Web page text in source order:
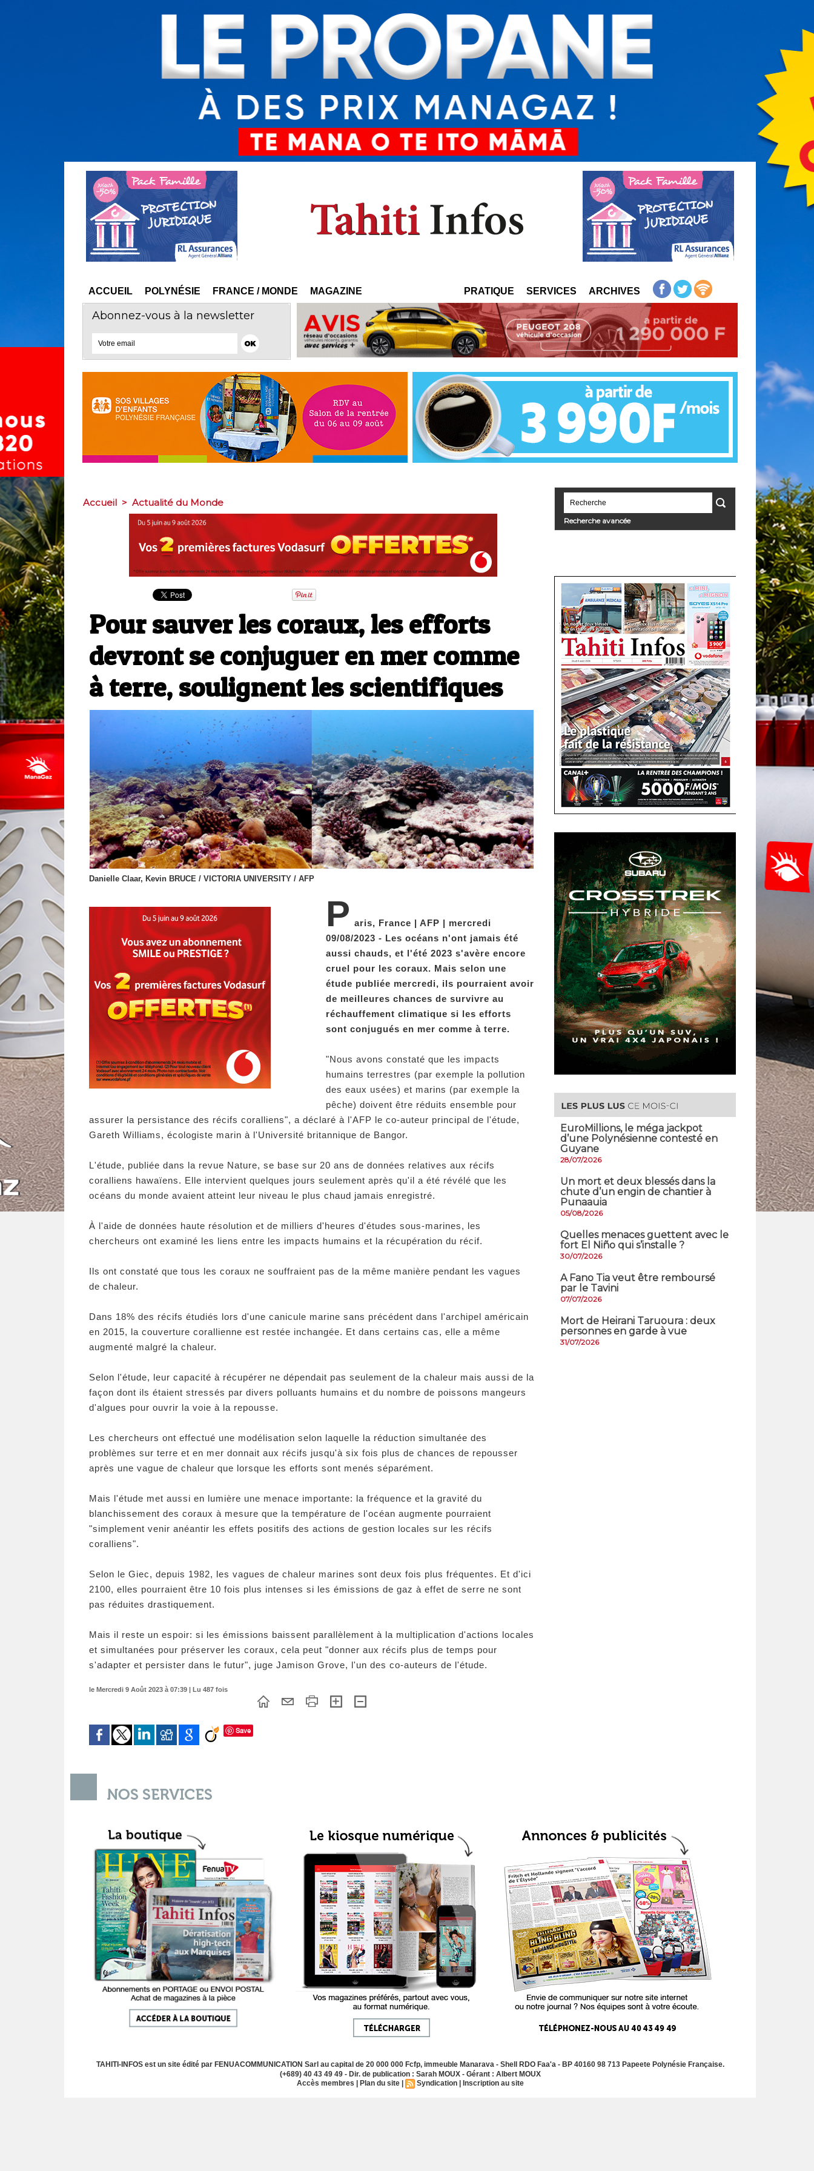
ACCUEIL POLYNÉSIE FRANCE / MONDE MAGAZINE PRATIQUE SERVICES ARCHIVES
Abonnez-vous à la newsletter
Accueil > Actualité du Monde
Pour sauver les coraux, les efforts
devront se conjuguer en mer comme
à terre, soulignent les scientifiques
Danielle Claar, Kevin BRUCE / VICTORIA UNIVERSITY / AFP
P aris, France | AFP | mercredi
09/08/2023 - Les océans n'ont jamais été
aussi chauds, et l'été 2023 s'avère encore
cruel pour les coraux. Mais selon une
étude publiée mercredi, ils pourraient avoir
de meilleures chances de survivre au
réchauffement climatique si les efforts
sont conjugués en mer comme à terre.
"Nous avons constaté que les impacts
humains terrestres (par exemple la pollution
des eaux usées) et marins (par exemple la
pêche) doivent être réduits ensemble pour
assurer la persistance des récifs coralliens", a déclaré à l'AFP le co-auteur principal de l'étude,
Gareth Williams, écologiste marin à l'Université britannique de Bangor.
L'étude, publiée dans la revue Nature, se base sur 20 ans de données relatives aux récifs
coralliens hawaïens. Elle intervient quelques jours seulement après qu'il a été révélé que les
océans du monde avaient atteint leur niveau le plus chaud jamais enregistré.
À l'aide de données haute résolution et de milliers d'heures d'études sous-marines, les
chercheurs ont examiné les liens entre les impacts humains et la récupération du récif.
Ils ont constaté que tous les coraux ne souffraient pas de la même manière pendant les vagues
de chaleur.
Dans 18% des récifs étudiés lors d'une canicule marine sans précédent dans l'archipel américain
en 2015, la couverture corallienne est restée inchangée. Et dans certains cas, elle a même
augmenté malgré la chaleur.
Selon l'étude, leur capacité à récupérer ne dépendait pas seulement de la chaleur mais aussi de la
façon dont ils étaient stressés par divers polluants humains et du nombre de poissons mangeurs
d'algues pour ouvrir la voie à la repousse.
Les chercheurs ont effectué une modélisation selon laquelle la réduction simultanée des
problèmes sur terre et en mer donnait aux récifs jusqu'à six fois plus de chances de repousser
après une vague de chaleur que lorsque les efforts sont menés séparément.
Mais l'étude met aussi en lumière une menace importante: la fréquence et la gravité du
blanchissement des coraux à mesure que la température de l'océan augmente pourraient
"simplement venir anéantir les effets positifs des actions de gestion locales sur les récifs
coralliens".
Selon le Giec, depuis 1982, les vagues de chaleur marines sont deux fois plus fréquentes. Et d'ici
2100, elles pourraient être 10 fois plus intenses si les émissions de gaz à effet de serre ne sont
pas réduites drastiquement.
Mais il reste un espoir: si les émissions baissent parallèlement à la multiplication d'actions locales
et simultanées pour préserver les coraux, cela peut "donner aux récifs plus de temps pour
s'adapter et persister dans le futur", juge Jamison Grove, l'un des co-auteurs de l'étude.
le Mercredi 9 Août 2023 à 07:39 | Lu 487 fois
Save
Recherche avancée
EuroMillions, ​le méga jackpot
d’une Polynésienne contesté en
Guyane
28/07/2026
​Un mort et deux blessés dans la
chute d’un engin de chantier à
Punaauia
05/08/2026
Quelles menaces guettent avec le
fort El Niño qui s’installe ?
30/07/2026
A Fano Tia veut être remboursé
par le Tavini
07/07/2026
Mort de Heirani Taruoura : deux
personnes en garde à vue
31/07/2026
TAHITI-INFOS est un site édité par FENUACOMMUNICATION Sarl au capital de 20 000 000 Fcfp, immeuble Manarava - Shell RDO Faa'a - BP 40160 98 713 Papeete Polynésie Française.
(+689) 40 43 49 49 - Dir. de publication : Sarah MOUX - Gérant : Albert MOUX
Accès membres
Plan du site Syndication Inscription au site